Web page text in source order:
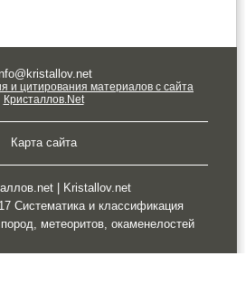
и цитирования материалов с сайта
Кристаллов.Net
Карта сайта
| Kristallov.net
Систематика и классификация
метеоритов, окаменелостей